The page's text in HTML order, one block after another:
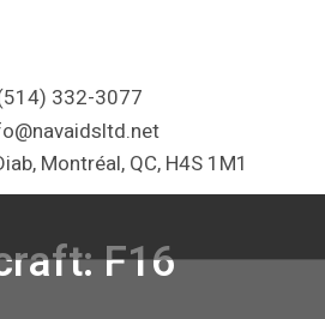
332-3077
Montréal, QC, H4S 1M1
F16